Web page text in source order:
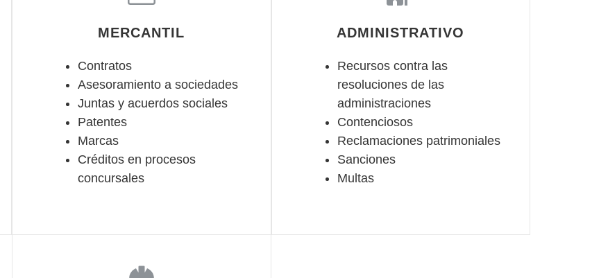
MERCANTIL
Contratos
Asesoramiento a sociedades
Juntas y acuerdos sociales
Patentes
Marcas
Créditos en procesos
concursales
ADMINISTRATIVO
Recursos contra las
resoluciones de las
administraciones
Contenciosos
Reclamaciones patrimoniales
Sanciones
Multas